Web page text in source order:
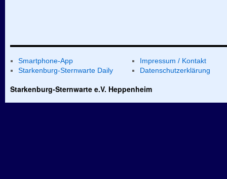
Smartphone-App
Starkenburg-Sternwarte Daily
Impressum / Kontakt
Datenschutzerklärung
Starkenburg-Sternwarte e.V. Heppenheim